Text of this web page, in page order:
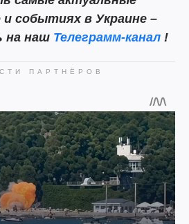
событиях в Украине –
на наш Телеграмм-канал !